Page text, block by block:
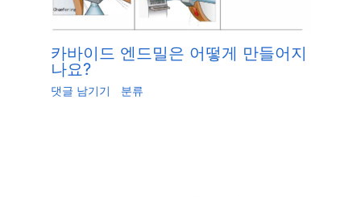
카바이드 엔드밀은 어떻게 만들어지
나요?
댓글 남기기 분류